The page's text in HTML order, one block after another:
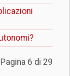
Pagina 6 di 29